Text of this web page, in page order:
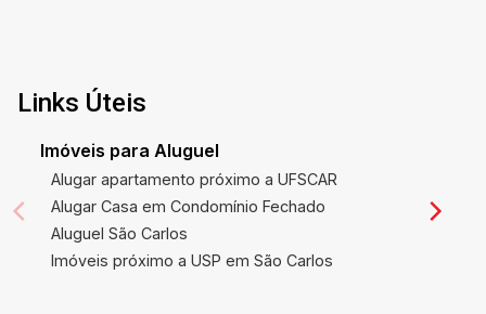
Links Úteis
Imóveis para Aluguel
Alugar apartamento próximo a UFSCAR
Alugar Casa em Condomínio Fechado
Aluguel São Carlos
Imóveis próximo a USP em São Carlos